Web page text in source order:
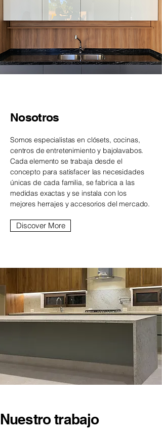
Nosotros
Somos especialistas en clósets, cocinas,
centros de entretenimiento y bajolavabos.
Cada elemento se trabaja desde el
concepto para satisfacer las necesidades
únicas de cada familia, se fabrica a las
medidas exactas y se instala con los
mejores herrajes y accesorios del mercado.
Discover More
Nuestro trabajo